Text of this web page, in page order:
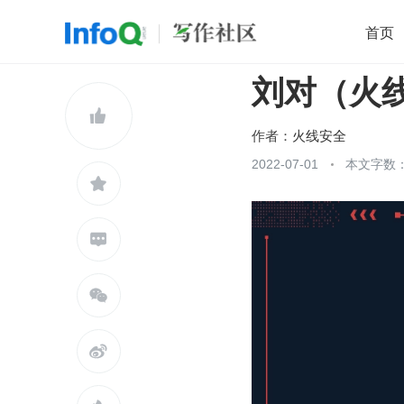
首页
开源 架构
前端 团队管理





刘对（火
作者： 火线安全
2022-07-01 本文字数